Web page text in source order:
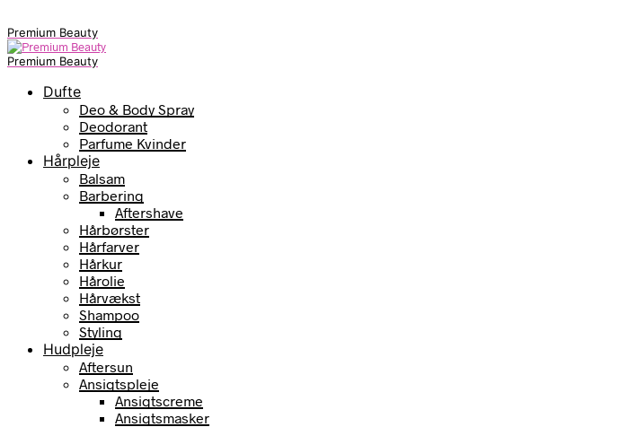
Premium Beauty
Premium Beauty
Dufte
Deo & Body Spray
Deodorant
Parfume Kvinder
Hårpleje
Balsam
Barbering
Aftershave
Hårbørster
Hårfarver
Hårkur
Hårolie
Hårvækst
Shampoo
Styling
Hudpleje
Aftersun
Ansigtspleje
Ansigtscreme
Ansigtsmasker